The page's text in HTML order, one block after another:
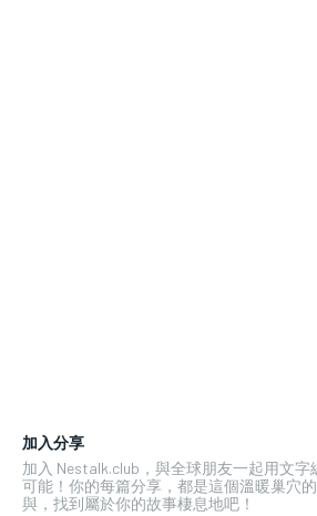
加入分享
加入 Nestalk.club，與全球朋友一起用文字
可能！你的每篇分享，都是這個溫暖巢穴
與，找到屬於你的故事棲息地吧！